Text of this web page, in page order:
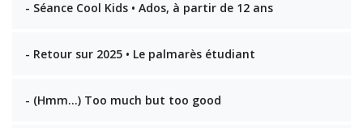
- Séance Cool Kids • Ados, à partir de 12 ans
- Retour sur 2025 • Le palmarès étudiant
- (Hmm…) Too much but too good